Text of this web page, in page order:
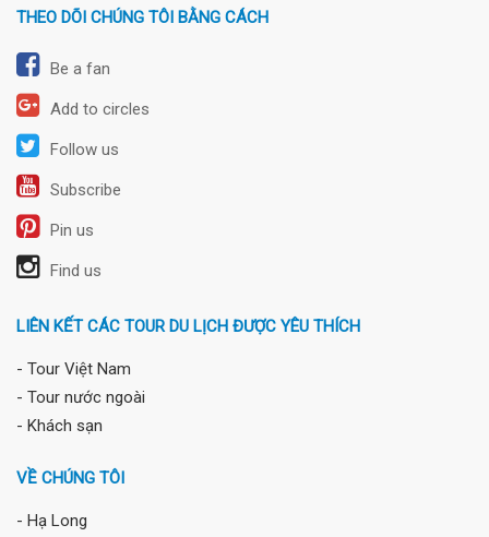
THEO DÕI CHÚNG TÔI BẰNG CÁCH
Be a fan
Add to circles
Follow us
Subscribe
Pin us
Find us
LIÊN KẾT CÁC TOUR DU LỊCH ĐƯỢC YÊU THÍCH
- Tour Việt Nam
- Tour nước ngoài
- Khách sạn
VỀ CHÚNG TÔI
- Hạ Long